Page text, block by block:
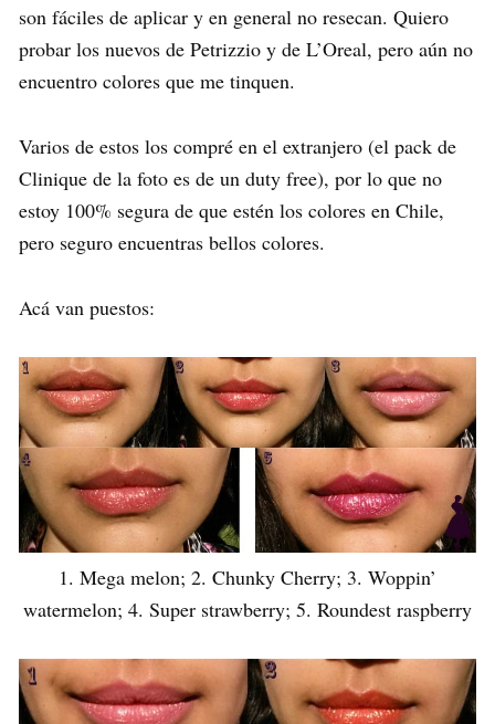
son fáciles de aplicar y en general no resecan. Quiero
probar los nuevos de Petrizzio y de L’Oreal, pero aún no
encuentro colores que me tinquen.
Varios de estos los compré en el extranjero (el pack de
Clinique de la foto es de un duty free), por lo que no
estoy 100% segura de que estén los colores en Chile,
pero seguro encuentras bellos colores.
Acá van puestos:
1. Mega melon; 2. Chunky Cherry; 3. Woppin’
watermelon; 4. Super strawberry; 5. Roundest raspberry